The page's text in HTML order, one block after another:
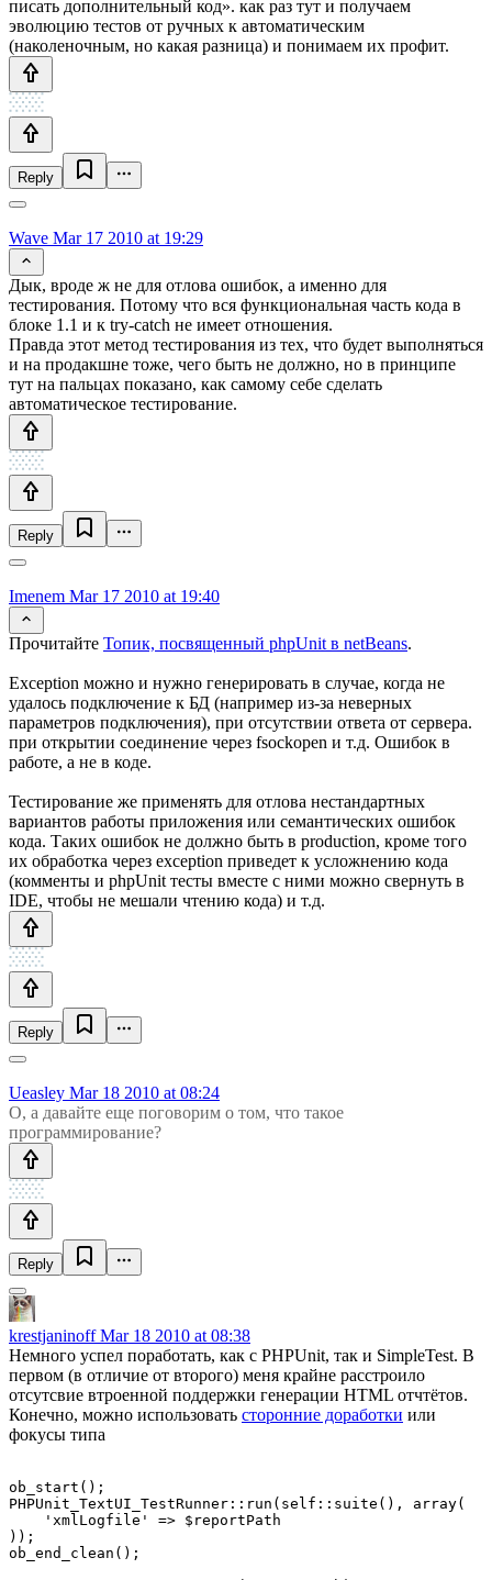
писать дополнительный код». как раз тут и получаем
эволюцию тестов от ручных к автоматическим
(наколеночным, но какая разница) и понимаем их профит.
Reply
Wave Mar 17 2010 at 19:29
Дык, вроде ж не для отлова ошибок, а именно для
тестирования. Потому что вся функциональная часть кода в
блоке 1.1 и к try-catch не имеет отношения.
Правда этот метод тестирования из тех, что будет выполняться
и на продакшне тоже, чего быть не должно, но в принципе
тут на пальцах показано, как самому себе сделать
автоматическое тестирование.
Reply
Imenem Mar 17 2010 at 19:40
Прочитайте Топик, посвященный phpUnit в netBeans.
Exception можно и нужно генерировать в случае, когда не
удалось подключение к БД (например из-за неверных
параметров подключения), при отсутствии ответа от сервера.
при открытии соединение через fsockopen и т.д. Ошибок в
работе, а не в коде.
Тестирование же применять для отлова нестандартных
вариантов работы приложения или семантических ошибок
кода. Таких ошибок не должно быть в production, кроме того
их обработка через exception приведет к усложнению кода
(комменты и phpUnit тесты вместе с ними можно свернуть в
IDE, чтобы не мешали чтению кода) и т.д.
Reply
Ueasley Mar 18 2010 at 08:24
О, а давайте еще поговорим о том, что такое
программирование?
Reply
krestjaninoffMar 18 2010 at 08:38
Немного успел поработать, как с PHPUnit, так и SimpleTest. В
первом (в отличие от второго) меня крайне расстроило
отсутсвие втроенной поддержки генерации HTML отчтётов.
Конечно, можно использовать сторонние доработки или
фокусы типа
ob_start();
PHPUnit_TextUI_TestRunner::run(self::suite(), array(
    'xmlLogfile' => $reportPath
));
ob_end_clean();